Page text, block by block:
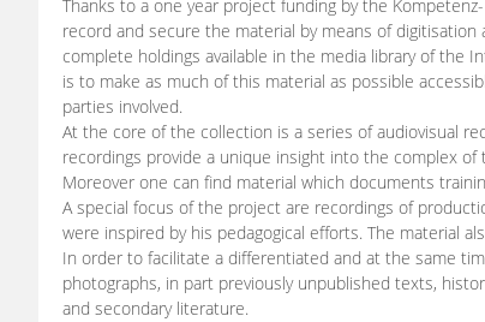
Thanks to a one year project funding by the
record and secure the material by means of
complete holdings available in the media library of the
is to make as much of this material as possible
parties involved.
At the core of the collection is a series of audiovisual
recordings provide a unique insight into the complex
Moreover one can find material which documents
A special focus of the project are recordings of
were inspired by his pedagogical efforts. The material
In order to facilitate a differentiated and at the same
photographs, in part previously unpublished texts,
and secondary literature.